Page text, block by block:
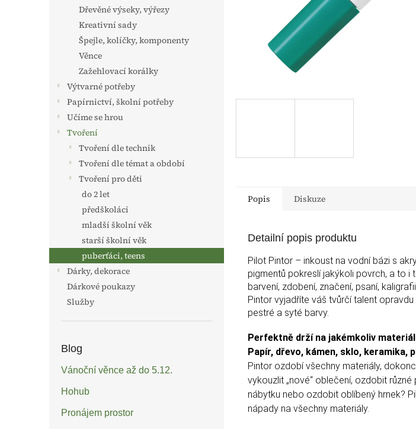
Dřevěné výseky, výřezy
Kreativní sady
Špejle, kolíčky, komponenty
Věnce
Zažehlovací korálky
Výtvarné potřeby
Papírnictví, školní potřeby
Učíme se hrou
Tvoření
Tvoření dle technik
Tvoření dle témat a období
Tvoření pro děti
do 2 let
předškoláci
mladší školní věk
starší školní věk
puberťáci, teens
Dárky, dekorace
Dárkové poukazy
Služby
Blog
Vánoční věnce až do 5.12.
Hohub
Pronájem prostor
Popis Diskuze
Detailní popis produktu
Pilot Pintor – inkoust na vodní bázi s
pigmentů pokreslí jakýkoli povrch, a to i
barvení, zdobení, značení, psaní,
Pintor vyjadříte váš tvůrčí talent
pestré a syté barvy.
Perfektně drží na jakémkoliv
Papír, dřevo, kámen, sklo, keramika,
Pintor ozdobí všechny materiály,
vykouzlit „nové“ oblečení, ozdobit
nábytku nebo ozdobit oblíbený hrnek?
nápady na všechny materiály.